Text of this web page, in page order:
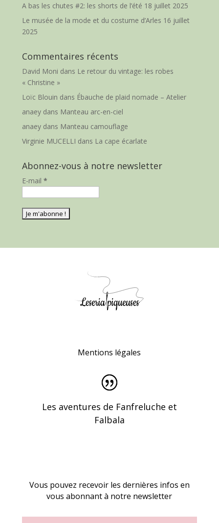
A bas les chutes #2: les shorts de l’été 18 juillet 2025
Le musée de la mode et du costume d’Arles 16 juillet
2025
Commentaires récents
David Moni dans Le retour du vintage: les robes
« Christine »
Loïc Blouin dans Ébauche de plaid nomade – Atelier
anaeydans Manteau arc-en-ciel
anaeydans Manteau camouflage
Virginie MUCELLI dans La cape écarlate
Abonnez-vous à notre newsletter
E-mail *
Mentions légales
Les aventures de Fanfreluche et
Falbala
Vous pouvez recevoir les dernières infos en
vous abonnant à notre newsletter